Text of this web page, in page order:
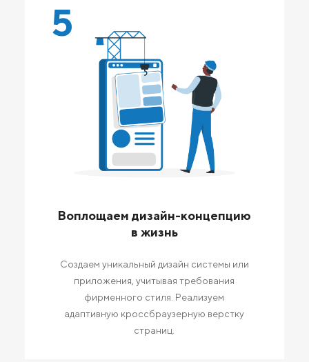
5
Воплощаем дизайн-концепцию
в жизнь
Создаем уникальный дизайн системы или
приложения, учитывая требования
фирменного стиля. Реализуем
адаптивную кроссбраузерную верстку
страниц.